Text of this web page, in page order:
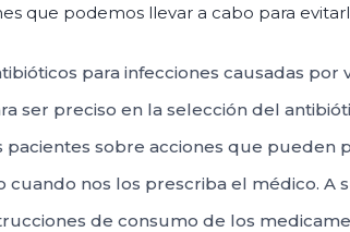
que podemos llevar a cabo para
para infecciones causadas por
ser preciso en la selección del
pacientes sobre acciones que pueden
cuando nos los prescriba el médico. A
de consumo de los